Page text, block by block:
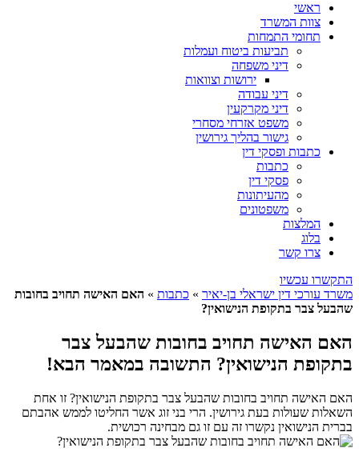
ראשי
צוות המשרד
תחומי התמחות
תביעות ביטוח ועמלות
דיני משפחה
ירושות וצוואות
דיני עבודה
דיני מקרקעין
משפט אזרחי מסחרי
גישור בהליך גירושין
כתבות ופסקי דין
כתבות
פסקי דין
מהעיתונות
משפטונים
המלצות
בלוג
צרו קשר
התקשרו עכשיו
משרד עורכי דין ישראלי בן-יאיר » כתבות » האם האישה תחויב בחובות
שהבעל צבר בתקופת הנישואין?
האם האישה תחויב בחובות שהבעל צבר
בתקופת הנישואין? התשובה במאמר הבא!
האם האישה תחויב בחובות שהבעל צבר בתקופת הנישואין? זו אחת
השאלות שעולות בעת גירושין. הרי בני זוג אשר החליטו לממש אהבתם
בברית הנישואין נקשרו זה עם זו גם מבחינה רכושית.